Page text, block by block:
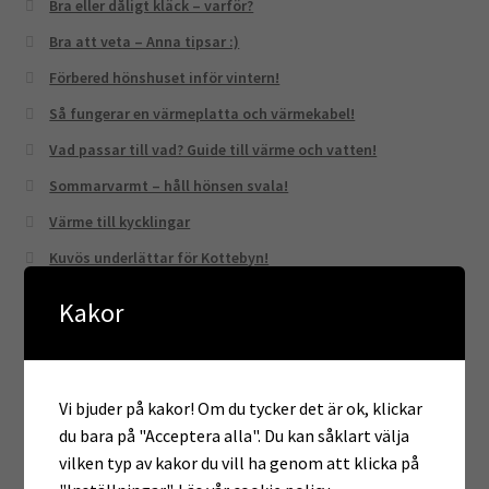
Bra eller dåligt kläck – varför?
Bra att veta – Anna tipsar :)
Förbered hönshuset inför vintern!
Så fungerar en värmeplatta och värmekabel!
Vad passar till vad? Guide till värme och vatten!
Sommarvarmt – håll hönsen svala!
Värme till kycklingar
Kuvös underlättar för Kottebyn!
och plocka färska ägg?
Kampanj äggkläckare
Julklappstips!
Kakor
Vi bjuder på kakor! Om du tycker det är ok, klickar
du bara på "Acceptera alla". Du kan såklart välja
vilken typ av kakor du vill ha genom att klicka på